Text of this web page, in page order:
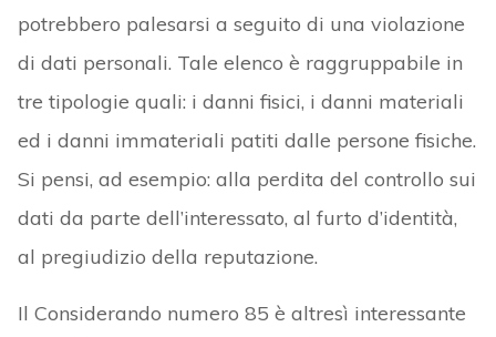
potrebbero palesarsi a seguito di una violazione
di dati personali. Tale elenco è raggruppabile in
tre tipologie quali: i danni fisici, i danni materiali
ed i danni immateriali patiti dalle persone fisiche.
Si pensi, ad esempio: alla perdita del controllo sui
dati da parte dell’interessato, al furto d’identità,
al pregiudizio della reputazione.
Il Considerando numero 85 è altresì interessante